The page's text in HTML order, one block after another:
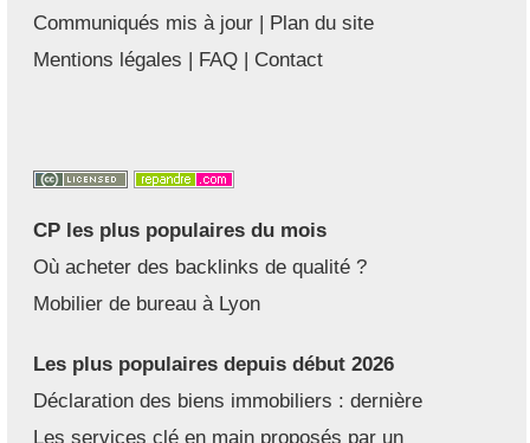
Communiqués mis à jour | Plan du site
Mentions légales | FAQ | Contact
CP les plus populaires du mois
Où acheter des backlinks de qualité ?
Mobilier de bureau à Lyon
Les plus populaires depuis début 2026
Déclaration des biens immobiliers : dernière
Les services clé en main proposés par un